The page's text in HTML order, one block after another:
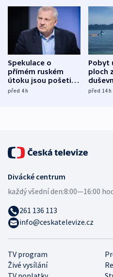
Spekulace o
přímém ruském
útoku jsou pošetilé,
míní estonský
před 4h
Pobyt
ploch
ukázala
před 14h
TV program
Živé vysílání
Divácké centrum
každý všední den:8:00—16:00
261 136 113
info@ceskatelevize.cz